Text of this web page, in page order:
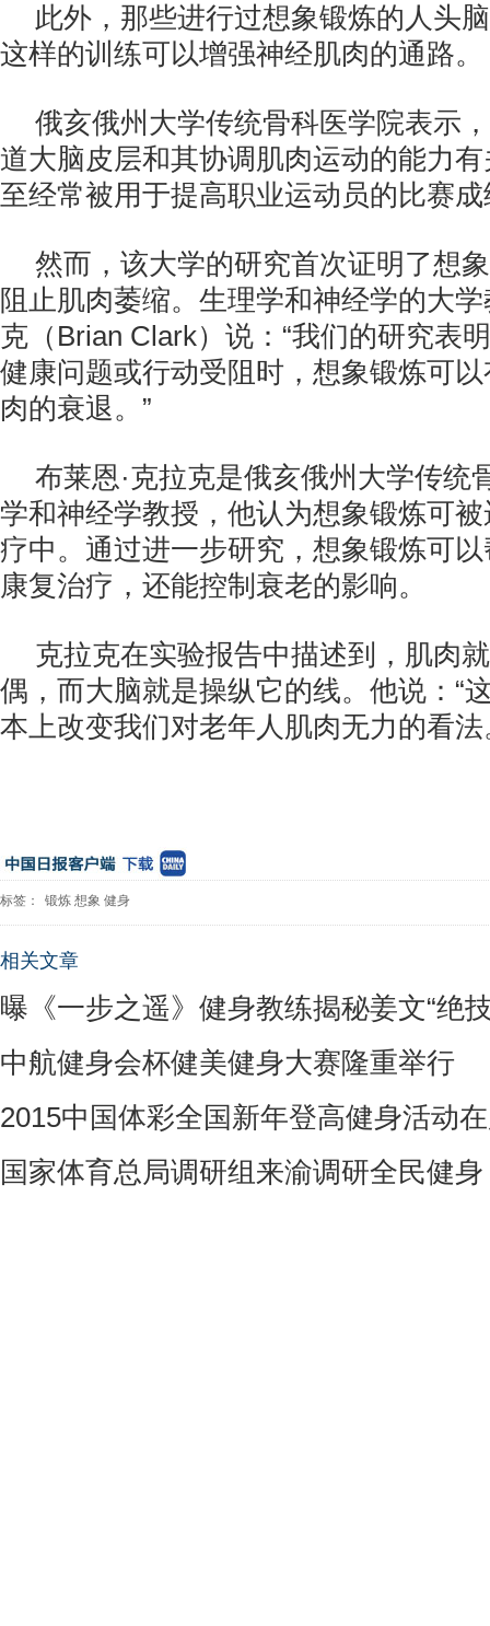
此外，那些进行过想象锻炼的人头
这样的训练可以增强神经肌肉的通路。
俄亥俄州大学传统骨科医学院表示
道大脑皮层和其协调肌肉运动的能力
至经常被用于提高职业运动员的比赛
然而，该大学的研究首次证明了想
阻止肌肉萎缩。生理学和神经学的大
克（Brian Clark）说：“我们的研究表
健康问题或行动受阻时，想象锻炼可
肉的衰退。”
布莱恩·克拉克是俄亥俄州大学传统
学和神经学教授，他认为想象锻炼可
疗中。通过进一步研究，想象锻炼可
康复治疗，还能控制衰老的影响。
克拉克在实验报告中描述到，肌肉
偶，而大脑就是操纵它的线。他说：“
本上改变我们对老年人肌肉无力的看法
标签： 锻炼 想象 健身
相关文章
曝《一步之遥》健身教练揭秘姜文“绝
中航健身会杯健美健身大赛隆重举行
2015中国体彩全国新年登高健身活动
国家体育总局调研组来渝调研全民健身